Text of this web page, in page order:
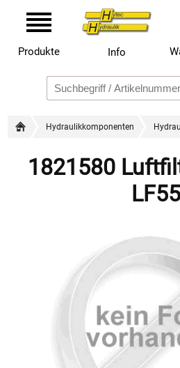
Produkte Info
Hydraulikkomponenten
1821580
LF55